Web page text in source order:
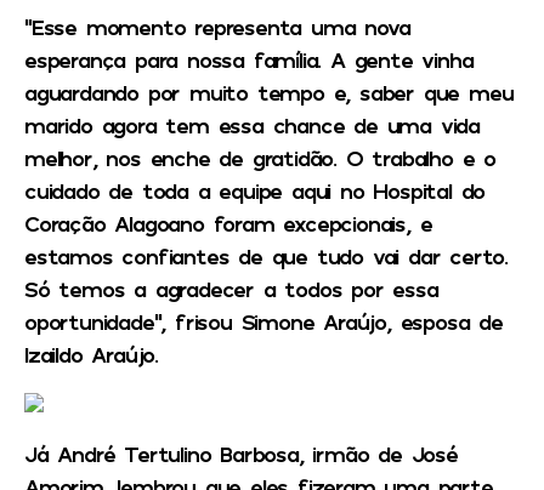
“Esse momento representa uma nova
esperança para nossa família. A gente vinha
aguardando por muito tempo e, saber que meu
marido agora tem essa chance de uma vida
melhor, nos enche de gratidão. O trabalho e o
cuidado de toda a equipe aqui no Hospital do
Coração Alagoano foram excepcionais, e
estamos confiantes de que tudo vai dar certo.
Só temos a agradecer a todos por essa
oportunidade”, frisou Simone Araújo, esposa de
Izaildo Araújo.
Já André Tertulino Barbosa, irmão de José